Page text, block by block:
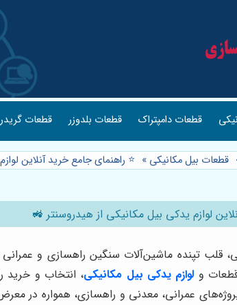
قطعات دامپتراک قطعات بلدوزر قطعات گریدر
قطعات بیل مکانیکی » ⭐️ راهنمای جامع خرید آنلاین
لوازم یدکی بیل مکانیکی از هیدروسنتر 🚜
قلب تپنده ماشین‌آلات سنگین راهسازی و
و لوازم یدکی بیل مکانیکی، انتخاب و خرید
عمرانی، معدنی و راهسازی، همواره در